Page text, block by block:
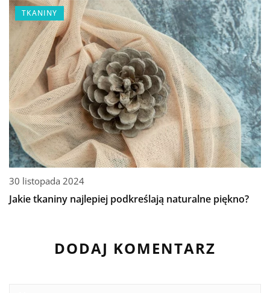
TKANINY
30 listopada 2024
Jakie tkaniny najlepiej podkreślają naturalne piękno?
DODAJ KOMENTARZ